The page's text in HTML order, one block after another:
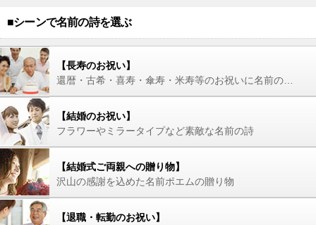
■シーンで名前の詩を選ぶ
【長寿のお祝い】
【結婚のお祝い】
フラワーやミラータイプなど素敵な名前の詩
【結婚式ご両親への贈り物】
沢山の感謝を込めた名前ポエムの贈り物
【退職・転勤のお祝い】